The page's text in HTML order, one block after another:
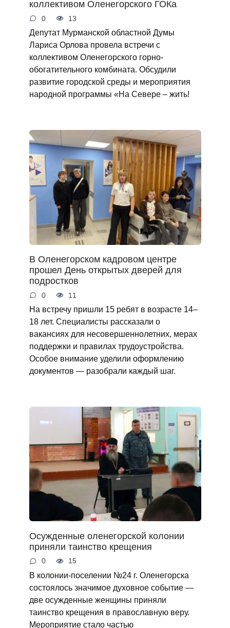
коллективом Оленегорского ГОКа
0 13
Депутат Мурманской областной Думы
Лариса Орлова провела встречи с
коллективом Оленегорского горно-
обогатительного комбината. Обсудили
развитие городской среды и мероприятия
народной программы «На Севере – жить!
В Оленегорском кадровом центре
прошел День открытых дверей для
подростков
0 11
На встречу пришли 15 ребят в возрасте 14–
18 лет. Специалисты рассказали о
вакансиях для несовершеннолетних, мерах
поддержки и правилах трудоустройства.
Особое внимание уделили оформлению
документов — разобрали каждый шаг.
Осужденные оленегорской колонии
приняли таинство крещения
0 15
В колонии-поселении №24 г. Оленегорска
состоялось значимое духовное событие —
две осужденные женщины приняли
таинство крещения в православную веру.
Мероприятие стало частью